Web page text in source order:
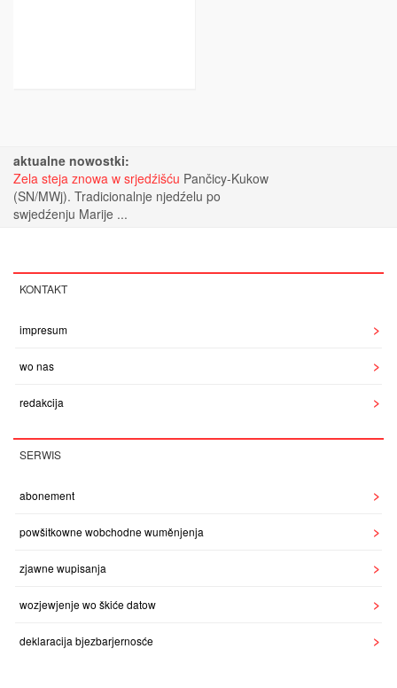
aktualne nowostki:
Zela steja znowa w srjedźišću Pančicy-Kukow
(SN/MWj). Tradicionalnje njedźelu po
swjedźenju Marije ...
KONTAKT
impresum
wo nas
redakcija
SERWIS
abonement
powšitkowne wobchodne wuměnjenja
zjawne wupisanja
wozjewjenje wo škiće datow
deklaracija bjezbarjernosće